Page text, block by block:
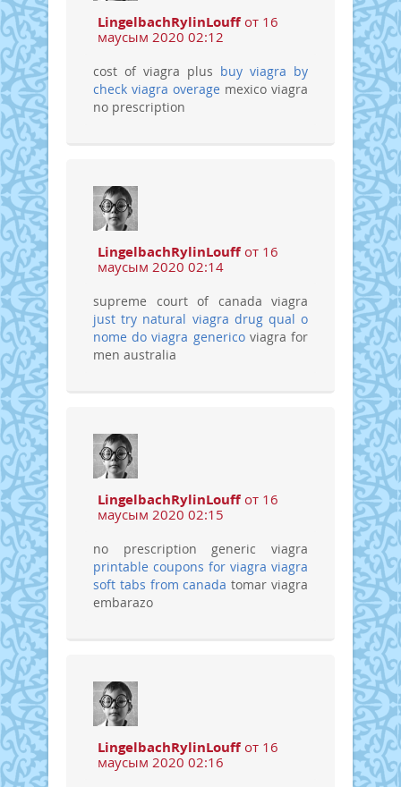
LingelbachRylinLouffот 16
маусым 2020 02:12
cost of viagra plus buy viagra by
check viagra overage mexico viagra
no prescription
LingelbachRylinLouffот 16
маусым 2020 02:14
supreme court of canada viagra
just try natural viagra drug qual o
nome do viagra genericoviagra for
men australia
LingelbachRylinLouffот 16
маусым 2020 02:15
no prescription generic viagra
printable coupons for viagra viagra
soft tabs from canada tomar viagra
embarazo
LingelbachRylinLouffот 16
маусым 2020 02:16